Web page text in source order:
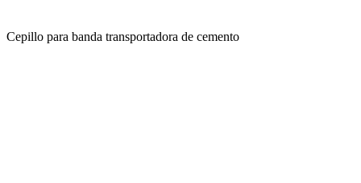
Cepillo para banda transportadora de cemento